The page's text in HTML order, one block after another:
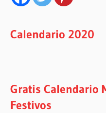
Calendario 2020
Gratis Calendario
Festivos